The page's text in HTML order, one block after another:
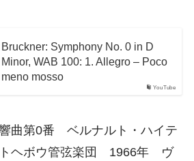
YouTube
Bruckner: Symphony No. 0 in D
Minor, WAB 100: 1. Allegro – Poco
meno mosso
曲第0番 ベルナルト・ハイテ
ヘボウ管弦楽団 1966年 ヴ